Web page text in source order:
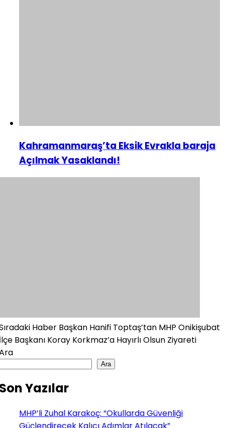
Kahramanmaraş’ta Eksik Evrakla baraja
Açılmak Yasaklandı!
Haber Başkan Hanifi Toptaş’tan MHP Onikişubat
Başkanı Koray Korkmaz’a Hayırlı Olsun Ziyareti
Ara
Yazılar
MHP’li Zuhal Karakoç: “Okullarda Güvenliği
Güçlendirecek Kalıcı Adımlar Atılacak”